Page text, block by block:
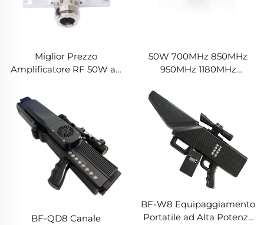
Miglior Prezzo
Amplificatore RF 50W ad
200-300MHz LDMSO
LORA Modulo Anti-FPV
Sistema Contro Drone
Suppressor per UAV
50W 700MHz 850MHz
950MHz 1180MHz
1620MHz 47dbm Alta
Guadagno di Potenza per
Sicurezza Aerea Modulo
Alternativo UAV Moduli
BF-QD8 Canale
BF-W8 Equipaggiamento
Portatile ad Alta Potenza